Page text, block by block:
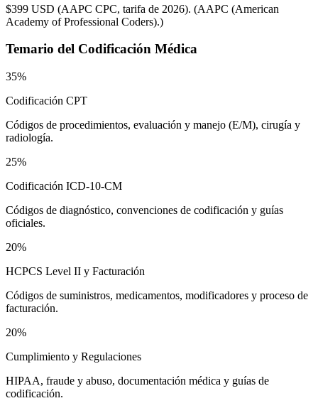
$399 USD (AAPC CPC, tarifa de 2026). (AAPC (American
Academy of Professional Coders).)
Temario del Codificación Médica
35%
Codificación CPT
Códigos de procedimientos, evaluación y manejo (E/M), cirugía y
radiología.
25%
Codificación ICD-10-CM
Códigos de diagnóstico, convenciones de codificación y guías
oficiales.
20%
HCPCS Level II y Facturación
Códigos de suministros, medicamentos, modificadores y proceso de
facturación.
20%
Cumplimiento y Regulaciones
HIPAA, fraude y abuso, documentación médica y guías de
codificación.